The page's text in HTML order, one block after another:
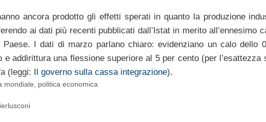
ancora prodotto gli effetti sperati in quanto la produzione
ai dati più recenti pubblicati dall’Istat in merito all’ennesimo
Paese. I dati di marzo parlano chiaro: evidenziano un calo dello
addirittura una flessione superiore al 5 per cento (per l’esattezza
(leggi: Il governo sulla cassa integrazione).
mondiale
politica economica